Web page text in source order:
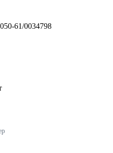
61/0034798